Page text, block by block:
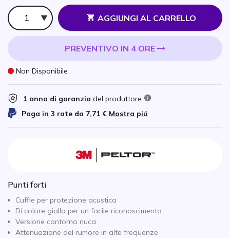
Qtà
AGGIUNGI AL CARRELLO
PREVENTIVO IN 4 ORE
Non Disponibile
1 anno di garanzia del produttore
Paga in 3 rate da 7,71 € Mostra piú
Punti forti
Cuffie per protezione acustica
Di colore giallo per un facile riconoscimento
Versione contorno nuca
Attenuazione del rumore in alte frequenze